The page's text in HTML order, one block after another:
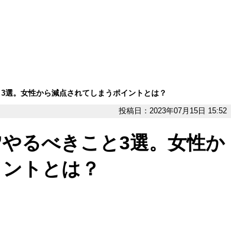
選。女性から減点されてしまうポイントとは？
投稿日：2023年07月15日 15:52
るべきこと3選。女性か
トとは？